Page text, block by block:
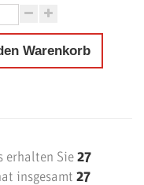
Warenkorb
erhalten Sie 27
insgesamt 27